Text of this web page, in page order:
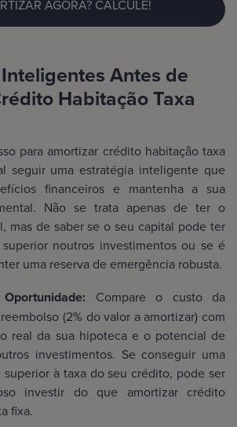
AGORA? CALCULE!
Antes de
Habitação Taxa
para amortizar crédito habitação taxa
seguir uma estratégia inteligente que
financeiros e mantenha a sua
Não se trata apenas de ter o
mas de saber se o seu capital pode ter
noutros investimentos ou se é
uma reserva de emergência robusta.
Compare o custo da
(2% do valor a amortizar) com
real da sua hipoteca e o potencial de
investimentos. Se conseguir uma
superior à taxa do seu crédito, pode ser
investir do que amortizar crédito
fixa.